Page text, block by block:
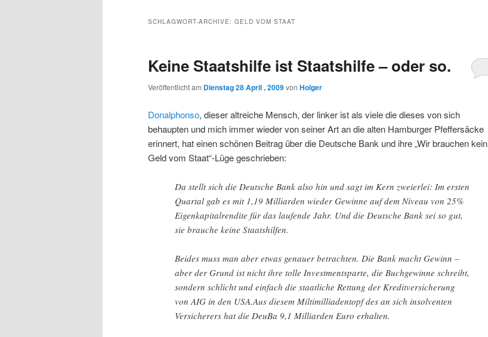
wechseln
SCHLAGWORT-ARCHIVE: GELD VOM STAAT
Keine Staatshilfe ist Staatshilfe – oder so.
Veröffentlicht am Dienstag 28 April , 2009von Holger
Donalphonso, dieser altreiche Mensch, der linker ist als viele die dieses von sich
behaupten und mich immer wieder von seiner Art an die alten Hamburger Pfeffersäcke
erinnert, hat einen schönen Beitrag über die Deutsche Bank und ihre „Wir brauchen kein
Geld vom Staat“-Lüge geschrieben:
Da stellt sich die Deutsche Bank also hin und sagt im Kern zweierlei: Im ersten
Quartal gab es mit 1,19 Milliarden wieder Gewinne auf dem Niveau von 25%
Eigenkapitalrendite für das laufende Jahr. Und die Deutsche Bank sei so gut,
sie brauche keine Staatshilfen.
Beides muss man aber etwas genauer betrachten. Die Bank macht Gewinn –
aber der Grund ist nicht ihre tolle Investmentsparte, die Buchgewinne schreibt,
sondern schlicht und einfach die staatliche Rettung der Kreditversicherung
von AIG in den USA.Aus diesem Miltimilliadentopf des an sich insolventen
Versicherers hat die DeuBa 9,1 Milliarden Euro erhalten.